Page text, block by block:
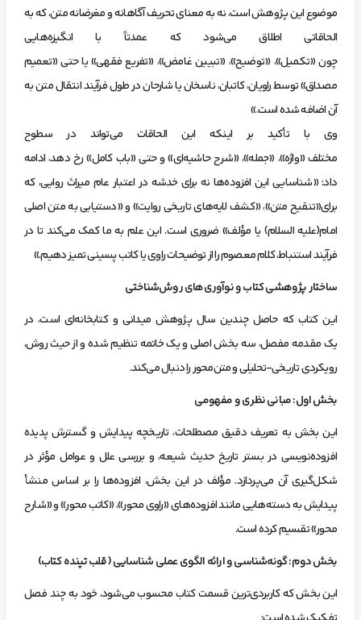
موضوع این پژوهش است، نه به معنای تحریف آگاهانه و مغرضانه متن، که به
الحاقاتی اطلاق می‌شود که عمدتاً با انگیزه‌هایی
چون «تکمیل»، «توضیح»، «تبیین غامض»، «تفریع فقهی» یا حتی «تعمیم
مصداق» توسط راویان، کاتبان، ناسخان یا شارحان در طول فرآیند انتقال متن به
آن اضافه شده است.»
وی با تأکید بر اینکه این الحاقات می‌تواند در سطوح
مختلف «واژه»، «جمله»، «شرح حاشیه‌ای» و حتی «باب کامل» رخ دهد، ادامه
داد: «شناسایی این افزوده‌ها نه برای خدشه در اعتبار عام میراث روایی، که
برای«تنقیح متن»، «کشف لایه‌های تاریخی روایت» و «دستیابی به متن اصلی
امام(علیه السلام) یا مؤلف» ضروری است. این علم به ما کمک می‌کند تا در
فرآیند استنباط، کلام معصوم را از توضیحات راوی یا کاتب پسینی تمیز دهیم.»
ساختار پژوهشی کتاب و نوآوری‌های روش‌شناختی
این کتاب که حاصل چندین سال پژوهش میدانی و کتابخانه‌ای است، در
یک مقدمه مفصل، سه بخش اصلی و یک خاتمه تنظیم شده و از حیث روش،
رویکردی تاریخی-تحلیلی و متن‌محور را دنبال می‌کند.
بخش اول: مبانی نظری و مفهومی
این بخش به تعریف دقیق مصطلحات، تاریخچه پیدایش و گسترش پدیده
افزوده‌نویسی در بستر تاریخ حدیث شیعه، و بررسی علل و عوامل مؤثر در
شکل‌گیری آن می‌پردازد. مؤلف در این بخش، افزوده‌ها را بر اساس منشأ
پیدایش به دسته‌هایی مانند افزوده‌های «راوی محور»، «کاتب محور» و «شارح
محور» تقسیم کرده است.
بخش دوم: گونه‌شناسی و ارائه الگوی عملی شناسایی (قلب تپنده کتاب)
این بخش که کاربردی‌ترین قسمت کتاب محسوب می‌شود، خود به چند فصل